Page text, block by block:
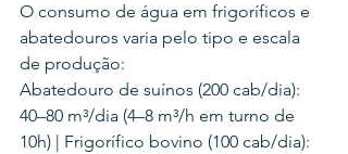
O consumo de água em frigoríficos e
abatedouros varia pelo tipo e escala
de produção:
Abatedouro de suínos (200 cab/dia):
40–80 m³/dia (4–8 m³/h em turno de
10h) | Frigorífico bovino (100 cab/dia):